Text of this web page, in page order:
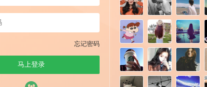
忘记密码
马上登录